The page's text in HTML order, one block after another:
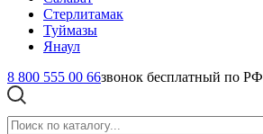
Стерлитамак
Туймазы
Янаул
8 800 555 00 66звонок бесплатный по РФ